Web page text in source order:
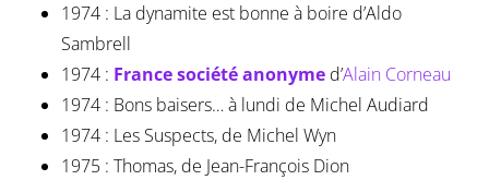
1974 : La dynamite est bonne à boire d’Aldo
Sambrell
1974 : France société anonyme d’Alain Corneau
1974 : Bons baisers… à lundi de Michel Audiard
1974 : Les Suspects, de Michel Wyn
1975 : Thomas, de Jean-François Dion